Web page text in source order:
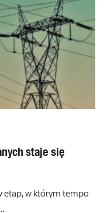
staje się
etap, w którym tempo